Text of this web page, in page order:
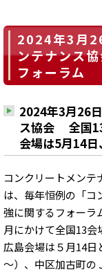
2024年3月
ンテナンス
フォーラム
2024年3月26
ス協会 全国
会場は5月14日
コンクリートメンテ
は、毎年恒例の「コ
強に関するフォーラ
月にかけて全国13
広島会場は５月14日
～）、中区加古町の